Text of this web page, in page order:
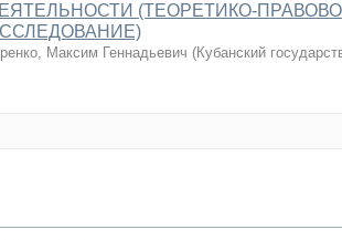
(ТЕОРЕТИКО-
Максим Геннадьевич (Кубанский